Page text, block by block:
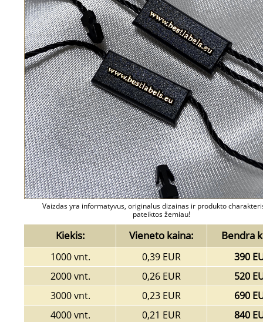
Vaizdas yra informatyvus, originalus dizainas ir produkto
pateiktos žemiau!
Kiekis: Vieneto kaina: Bendra
1000 vnt. 0,39 EUR
390
2000 vnt.
0,26 EUR
520
3000 vnt.
0,23 EUR
690
4000 vnt.
0,21 EUR
840